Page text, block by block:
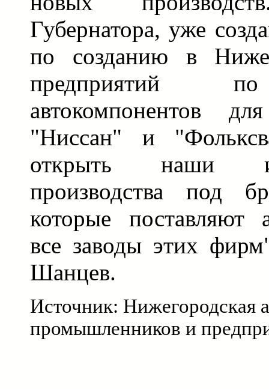
Губернатора, уже
по созданию в
предприятий по
автокомпонентов
"Ниссан" и
открыть наши
производства под
которые поставляют
все заводы этих
Шанцев.
Источник: Нижегородская
промышленников и